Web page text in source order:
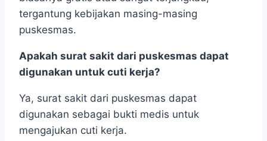
tergantung kebijakan masing-masing
puskesmas.
Apakah surat sakit dari puskesmas dapat
digunakan untuk cuti kerja?
Ya, surat sakit dari puskesmas dapat
digunakan sebagai bukti medis untuk
mengajukan cuti kerja.